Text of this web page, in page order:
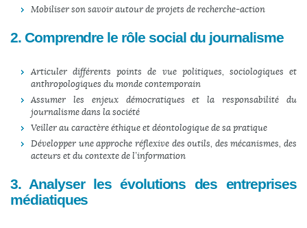
Mobiliser son savoir autour de projets de recherche-action
2. Comprendre le rôle social du journalisme
Articuler différents points de vue politiques, sociologiques et
anthropologiques du monde contemporain
Assumer les enjeux démocratiques et la responsabilité du
journalisme dans la société
Veiller au caractère éthique et déontologique de sa pratique
Développer une approche réflexive des outils, des mécanismes, des
acteurs et du contexte de l’information
3. Analyser les évolutions des entreprises
médiatiques